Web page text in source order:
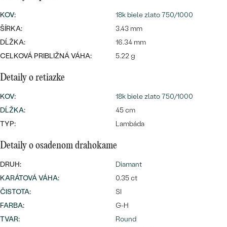
Najpredávanejšie
svadobné
PREZRIEŤ
DRAHOKAM
PODĽA MATERIÁLU
ZLATO
S LAB GROWN DIAMANTMI
SYMBOLICKÉ
MINIMALISTICKÉ
PODĽA PRÍLEŽITOSTI
PODĽA FARBY
LUXUSNÉ
LUXUSNÉ
KOV:
18k biele zlato 750/1000
ŠÍRKA:
3.43 mm
DĹŽKA:
16.34 mm
CELKOVÁ PRIBLIŽNÁ VÁHA:
5.22 g
Detaily o retiazke
KOV:
18k biele zlato 750/1000
DĹŽKA:
45 cm
TYP:
Lambáda
Detaily o osadenom drahokame
DRUH:
Diamant
KARÁTOVÁ VÁHA:
0.35 ct
ČISTOTA:
SI
FARBA:
G-H
TVAR:
Round